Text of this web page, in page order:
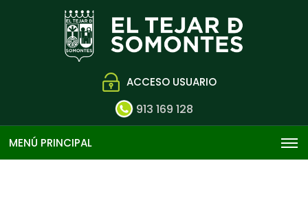
ACCESO USUARIO
913 169 128
MENÚ PRINCIPAL